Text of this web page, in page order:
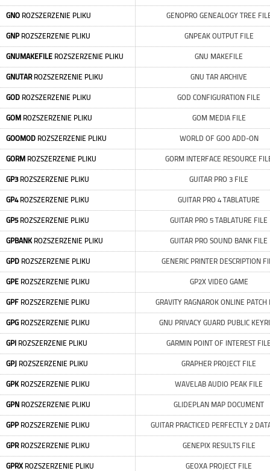
GNO ROZSZERZENIE PLIKU GENOPRO GENEALOGY TREE
GNPROZSZERZENIE PLIKU GNPEAK OUTPUT FILE
GNUMAKEFILE ROZSZERZENIE PLIKU GNU MAKEFILE
GNUTARROZSZERZENIE PLIKU GNU TAR ARCHIVE
GOD ROZSZERZENIE PLIKU GOD CONFIGURATION FILE
GOM ROZSZERZENIE PLIKU GOM MEDIA FILE
GOOMOD ROZSZERZENIE PLIKU WORLD OF GOO ADD-ON
GORM ROZSZERZENIE PLIKU GORM INTERFACE RESOURCE
GP3ROZSZERZENIE PLIKU GUITAR PRO 3 FILE
GP4ROZSZERZENIE PLIKU GUITAR PRO 4 TABLATURE
GP5ROZSZERZENIE PLIKU GUITAR PRO 5 TABLATURE FILE
GPBANKROZSZERZENIE PLIKU GUITAR PRO SOUND BANK FILE
GPD ROZSZERZENIE PLIKU GENERIC PRINTER DESCRIPTION
GPE ROZSZERZENIE PLIKU GP2X VIDEO GAME
GPF ROZSZERZENIE PLIKU GRAVITY RAGNAROK ONLINE PATCH
GPG ROZSZERZENIE PLIKU GNU PRIVACY GUARD PUBLIC
GPI ROZSZERZENIE PLIKU GARMIN POINT OF INTEREST
GPJ ROZSZERZENIE PLIKU GRAPHER PROJECT FILE
GPKROZSZERZENIE PLIKU WAVELAB AUDIO PEAK FILE
GPN ROZSZERZENIE PLIKU GLIDEPLAN MAP DOCUMENT
GPPROZSZERZENIE PLIKU GUITAR PRACTICED PERFECTLY 2
GPRROZSZERZENIE PLIKU GENEPIX RESULTS FILE
GPRXROZSZERZENIE PLIKU GEOXA PROJECT FILE